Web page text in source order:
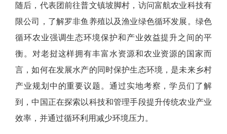
随后，代表团前往普文镇坡脚村，访问富航农业科技有
限公司，了解罗非鱼养殖以及渔业绿色循环发展。绿色
循环农业强调生态环境保护和产业效益提升之间的平
衡。对老挝这样拥有丰富水资源和农业资源的国家而
言，如何在发展水产的同时保护生态环境，是未来乡村
产业规划中的重要议题。通过实地考察，学员们了解
到，中国正在探索以科技和管理手段提升传统农业产业
效率，并通过循环利用减少环境压力。